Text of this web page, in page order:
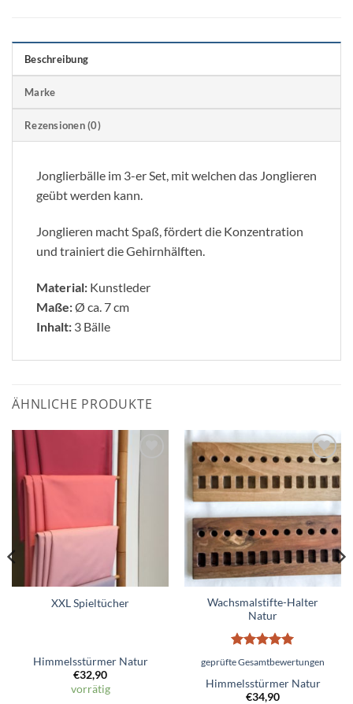
Beschreibung
Marke
Rezensionen (0)
Jonglierbälle im 3-er Set, mit welchen das Jonglieren
geübt werden kann.
Jonglieren macht Spaß, fördert die Konzentration
und trainiert die Gehirnhälften.
Material: Kunstleder
Maße:Ø ca. 7 cm
Inhalt: 3 Bälle
ÄHNLICHE PRODUKTE
Wunschzettel
XXL Spieltücher
Himmelsstürmer Natur
€32,90
vorrätig
Wunschzettel
hinzufügen
Wachsmalstifte-Halter
Natur
Bewertet
5
geprüfte Gesamtbewertungen
Himmelsstürmer Natur
€34,90